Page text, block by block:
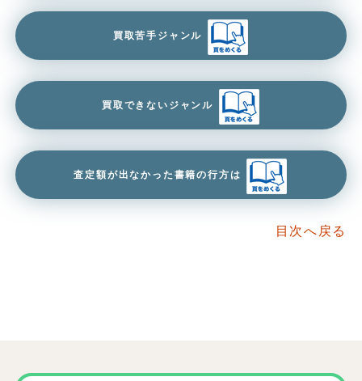
買取苦手ジャンル
買取できないジャンル
査定額が出なかった書籍の行方は
目次へ戻る